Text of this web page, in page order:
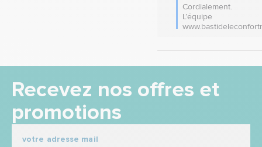
Cordialement.
L’équipe
Recevez nos offres et
promotions